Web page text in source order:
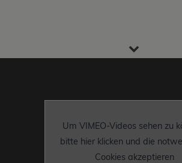
Um VIMEO-Videos sehen zu
bitte hier klicken und die
Cookies akzeptieren